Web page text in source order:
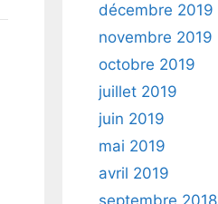
décembre 2019
novembre 2019
octobre 2019
juillet 2019
juin 2019
mai 2019
avril 2019
septembre 2018